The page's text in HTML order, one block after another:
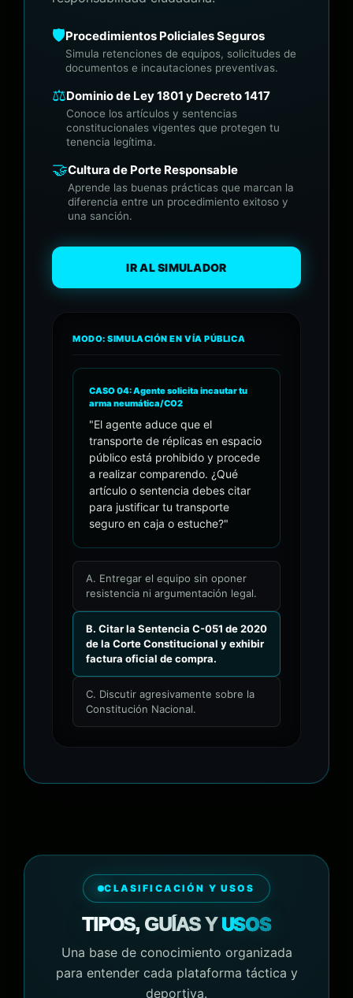
🛡️Procedimientos Policiales Seguros
Simula retenciones de equipos, solicitudes de
documentos e incautaciones preventivas.
⚖️Dominio de Ley 1801 y Decreto 1417
Conoce los artículos y sentencias
constitucionales vigentes que protegen tu
tenencia legítima.
🤝Cultura de Porte Responsable
Aprende las buenas prácticas que marcan la
diferencia entre un procedimiento exitoso y
una sanción.
IR AL SIMULADOR
MODO: SIMULACIÓN EN VÍA PÚBLICA
CASO 04: Agente solicita incautar tu
arma neumática/CO2
"El agente aduce que el
transporte de réplicas en espacio
público está prohibido y procede
a realizar comparendo. ¿Qué
artículo o sentencia debes citar
para justificar tu transporte
seguro en caja o estuche?"
A. Entregar el equipo sin oponer
resistencia ni argumentación legal.
B. Citar la Sentencia C-051 de 2020
de la Corte Constitucional y exhibir
factura oficial de compra.
C. Discutir agresivamente sobre la
Constitución Nacional.
CLASIFICACIÓN Y USOS
TIPOS, GUÍAS YUSOS
Una base de conocimiento organizada
para entender cada plataforma táctica y
deportiva.